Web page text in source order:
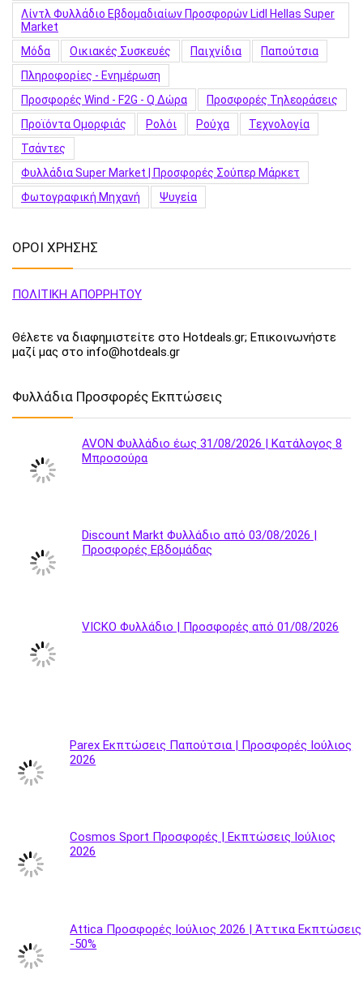
Λίντλ Φυλλάδιο Εβδομαδιαίων Προσφορών Lidl Hellas Super
Market
Μόδα
Οικιακές Συσκευές Παιχνίδια
Παπούτσια
Πληροφορίες - Ενημέρωση
Προσφορές Wind - F2G - Q Δώρα
Προσφορές Τηλεοράσεις
Προϊόντα Ομορφιάς
Ρολόι Ρούχα
Τεχνολογία
Τσάντες
Φυλλάδια Super Market | Προσφορές Σούπερ Μάρκετ
Φωτογραφική Μηχανή
Ψυγεία
ΟΡΟΙ ΧΡΗΣΗΣ
ΠΟΛΙΤΙΚΗ ΑΠΟΡΡΗΤΟΥ
Θέλετε να διαφημιστείτε στο Hotdeals.gr; Επικοινωνήστε
μαζί μας στο info@hotdeals.gr
Φυλλάδια Προσφορές Εκπτώσεις
AVON Φυλλάδιο έως 31/08/2026 | Κατάλογος 8
Μπροσούρα
Discount Markt Φυλλάδιο από 03/08/2026 |
Προσφορές Εβδομάδας
VICKO Φυλλάδιο | Προσφορές από 01/08/2026
Parex Εκπτώσεις Παπούτσια | Προσφορές Ιούλιος
2026
Cosmos Sport Προσφορές | Εκπτώσεις Ιούλιος
2026
Attica Προσφορές Ιούλιος 2026 | Άττικα Εκπτώσεις
-50%